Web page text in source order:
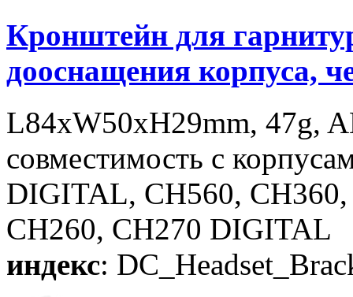
Кронштейн для
дооснащения корпуса,
L84xW50xH29mm, 47g,
совместимость с
DIGITAL, CH560,
CH260, CH270 DIGITAL
индекс: